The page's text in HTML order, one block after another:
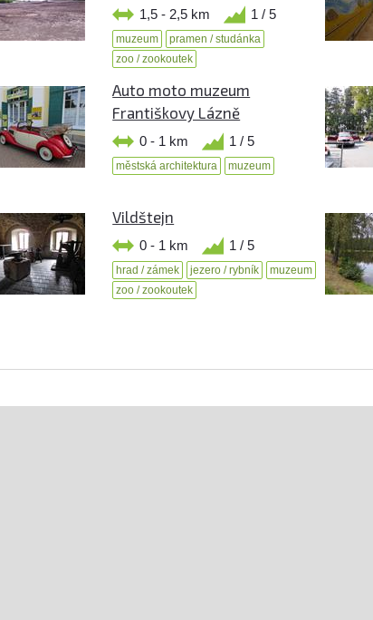
1,5 - 2,5 km 1 / 5
muzeum
pramen / studánka
zoo / zookoutek
Auto moto muzeum
Františkovy Lázně
0 - 1 km 1 / 5
městská architektura muzeum
Vildštejn
0 - 1 km 1 / 5
hrad / zámek jezero / rybník
muzeum
zoo / zookoutek